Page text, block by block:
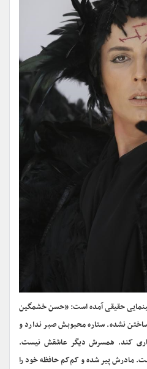
حقیقی آمده است: «حسن خشمگین
نشده. ستاره محبوبش صبر ندارد و
کند. همسرش دیگر عاشقش نیست.
مادرش پیر شده و کم‌کم حافظه خود را